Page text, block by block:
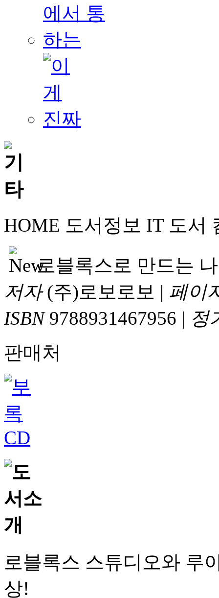
HOME 도서정보 IT 도서
로블록스로 만드는
저자(주)로보로보 | 페이
ISBN9788931467956 | 정
판매처
로블록스 스튜디오와 루
상!